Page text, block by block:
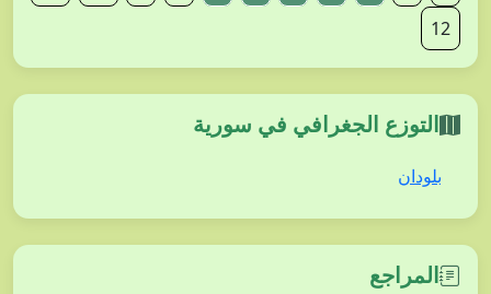
12
التوزع الجغرافي في سورية
بلودان
المراجع